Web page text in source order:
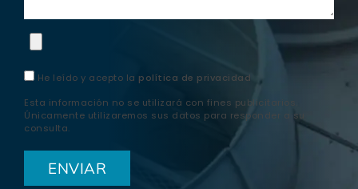
He leído y acepto la política de privacidad
Esta información no se utilizará con fines publicitarios.
Únicamente utilizaremos sus datos para responder a su
consulta.